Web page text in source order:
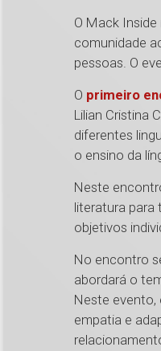
O Mack
comunidade
pessoas. O
O primeiro
Lilian Cristina
diferentes
o ensino da
Neste
literatura para
objetivos
No encontro
abordará o
Neste
empatia e